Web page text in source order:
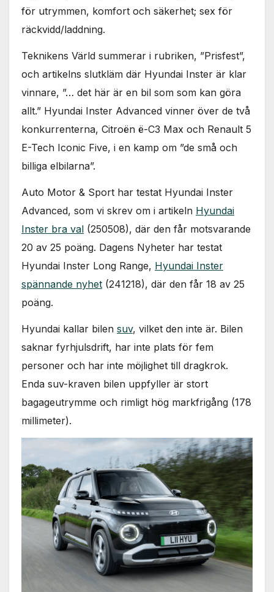
för utrymmen, komfort och säkerhet; sex för
räckvidd/laddning.
Teknikens Värld summerar i rubriken, ”Prisfest”,
och artikelns slutkläm där Hyundai Inster är klar
vinnare, ”… det här är en bil som som kan göra
allt.” Hyundai Inster Advanced vinner över de två
konkurrenterna, Citroën ë-C3 Max och Renault 5
E-Tech Iconic Five, i en kamp om ”de små och
billiga elbilarna”.
Auto Motor & Sport har testat Hyundai Inster
Advanced, som vi skrev om i artikeln Hyundai
Inster bra val (250508), där den får motsvarande
20 av 25 poäng. Dagens Nyheter har testat
Hyundai Inster Long Range, Hyundai Inster
spännande nyhet (241218), där den får 18 av 25
poäng.
Hyundai kallar bilen suv, vilket den inte är. Bilen
saknar fyrhjulsdrift, har inte plats för fem
personer och har inte möjlighet till dragkrok.
Enda suv-kraven bilen uppfyller är stort
bagageutrymme och rimligt hög markfrigång (178
millimeter).
Nödvändiga
Dessa kakor
går inte att
välja bort. De
behövs för
att hemsidan